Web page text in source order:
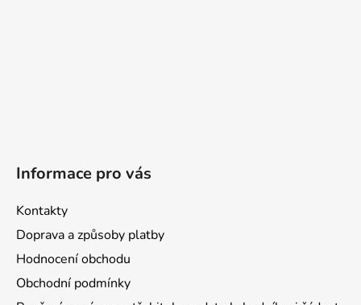
Informace pro vás
Kontakty
Doprava a způsoby platby
Hodnocení obchodu
Obchodní podmínky